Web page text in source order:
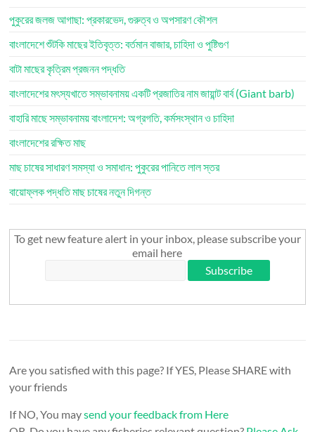
পুকুরের জলজ আগাছা: প্রকারভেদ, গুরুত্ব ও অপসারণ কৌশল
বাংলাদেশে শুঁটকি মাছের ইতিবৃত্ত: বর্তমান বাজার, চাহিদা ও পুষ্টিগুণ
বাটা মাছের কৃত্রিম প্রজনন পদ্ধতি
বাংলাদেশের মৎস্যখাতে সম্ভাবনাময় একটি প্রজাতির নাম জায়ান্ট বার্ব (Giant barb)
বাহারি মাছে সম্ভাবনাময় বাংলাদেশ: অগ্রগতি, কর্মসংস্থান ও চাহিদা
বাংলাদেশের রক্ষিত মাছ
মাছ চাষের সাধারণ সমস্যা ও সমাধান: পুকুরের পানিতে লাল স্তর
বায়োফ্লক পদ্ধতি মাছ চাষের নতুন দিগন্ত
To get new feature alert in your inbox, please subscribe your
email here
Are you satisfied with this page? If YES, Please SHARE with
your friends
If NO, You maysend your feedback from Here